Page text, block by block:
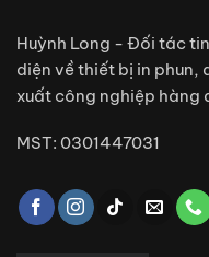
Huỳnh Long - Đối tác
diện về thiết bị in phun,
xuất công nghiệp hàng
MST: 0301447031